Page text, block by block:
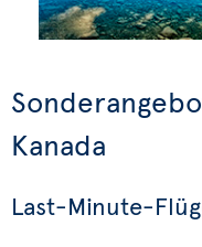
Kanada
Last-Minute-